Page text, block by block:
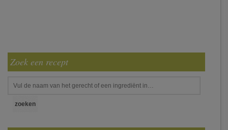
Zoek een recept